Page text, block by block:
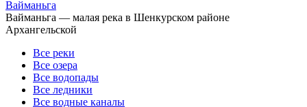
Вайманьга
Вайманьга — малая река в Шенкурском районе
Архангельской
Все реки
Все озера
Все водопады
Все ледники
Все водные каналы